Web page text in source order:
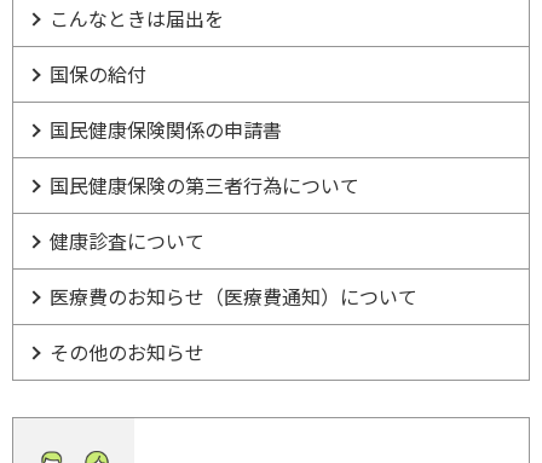
こんなときは届出を
国保の給付
国民健康保険関係の申請書
国民健康保険の第三者行為について
健康診査について
医療費のお知らせ（医療費通知）について
その他のお知らせ